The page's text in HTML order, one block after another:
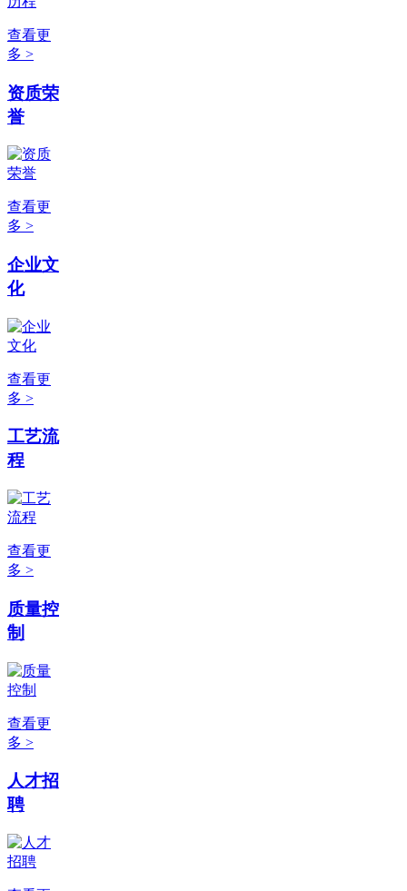
查看更
多 >
资质荣
誉
查看更
多 >
企业文
化
查看更
多 >
工艺流
程
查看更
多 >
质量控
制
查看更
多 >
人才招
聘